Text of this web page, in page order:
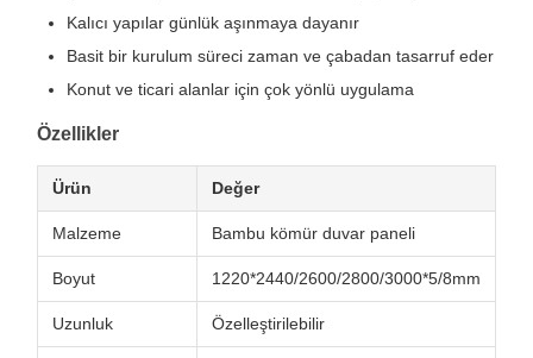
Kalıcı yapılar günlük aşınmaya dayanır
Basit bir kurulum süreci zaman ve çabadan tasarruf eder
Konut ve ticari alanlar için çok yönlü uygulama
Özellikler
Ürün Değer
Malzeme Bambu kömür duvar paneli
Boyut 1220*2440/2600/2800/3000*5/8mm
Uzunluk Özelleştirilebilir